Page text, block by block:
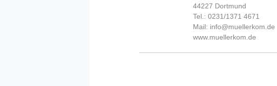
44227 Dortmund
Tel.: 0231/1371 4671
Mail: info@muellerkom.de
www.muellerkom.de